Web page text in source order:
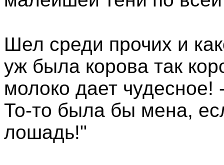
Шел среди прочих и
уж была корова так
молоко дает
То-то была бы мена,
лошадь!"